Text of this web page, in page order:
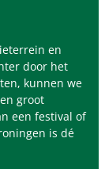
en
door het
kunnen we
groot
een festival of
is dé